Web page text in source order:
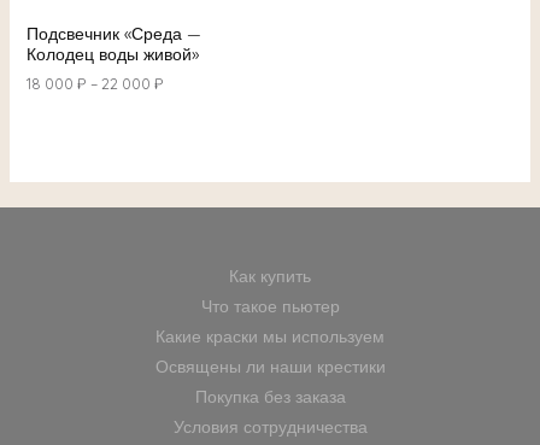
Подсвечник «Среда —
Колодец воды живой»
18 000 ₽ –22 000 ₽
Как купить
Что такое пьютер
Какие краски мы используем
Освящены ли наши крестики
Покупка без заказа
Условия сотрудничества